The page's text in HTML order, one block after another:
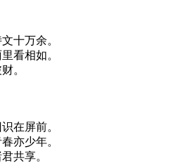
十万余。
看相如。
。
在屏前。
亦少年。
共享。